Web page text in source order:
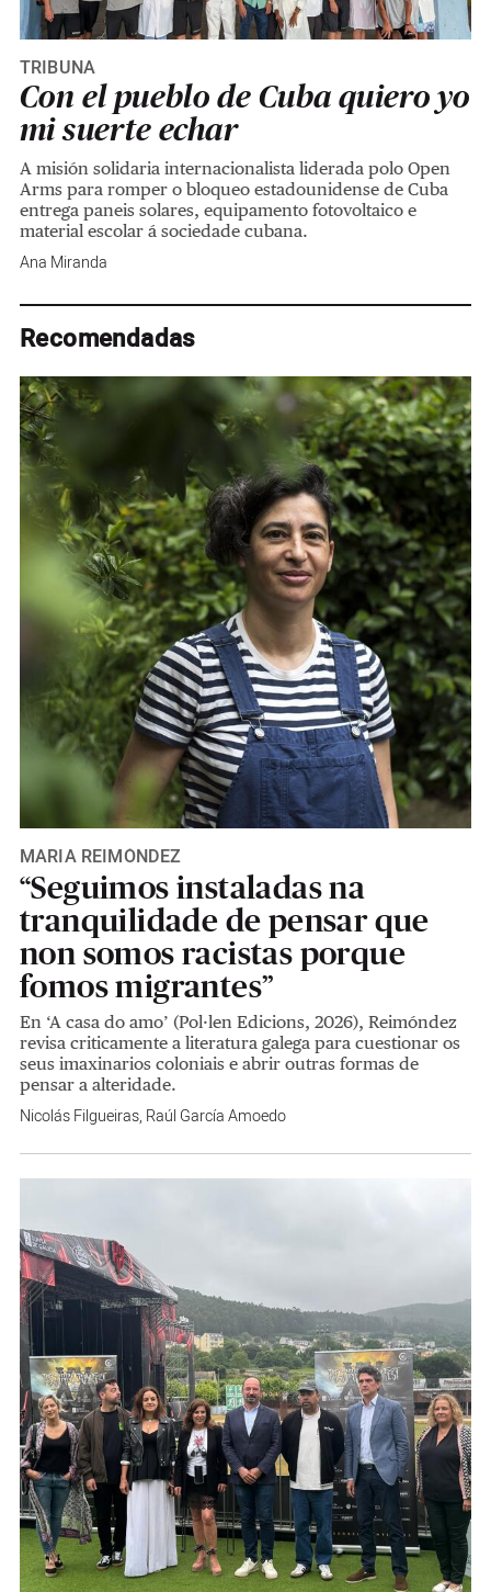
TRIBUNA
Con el pueblo de Cuba quiero yo
mi suerte echar
A misión solidaria internacionalista liderada polo Open
Arms para romper o bloqueo estadounidense de Cuba
entrega paneis solares, equipamento fotovoltaico e
material escolar á sociedade cubana.
Ana Miranda
Recomendadas
MARÍA REIMÓNDEZ
“Seguimos instaladas na
tranquilidade de pensar que
non somos racistas porque
fomos migrantes”
En ‘A casa do amo’ (Pol·len Edicions, 2026), Reimóndez
revisa criticamente a literatura galega para cuestionar os
seus imaxinarios coloniais e abrir outras formas de
pensar a alteridade.
Nicolás Filgueiras, Raúl García Amoedo